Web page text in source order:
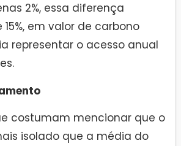
2%, essa diferença
em valor de carbono
representar o acesso anual
costumam mencionar que o
isolado que a média do